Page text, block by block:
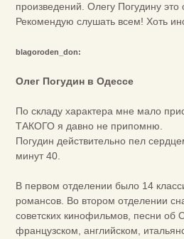
произведений. Олегу Погудину это
Рекомендую слушать всем! Хоть
blagoroden_don:
Олег Погудин в Одессе
По складу характера мне мало
ТАКОГО я давно не припомню.
Погудин действительно пел
минут 40.
В первом отделении было 14
романсов. Во втором отделении
советских кинофильмов, песни об
французском, английском,